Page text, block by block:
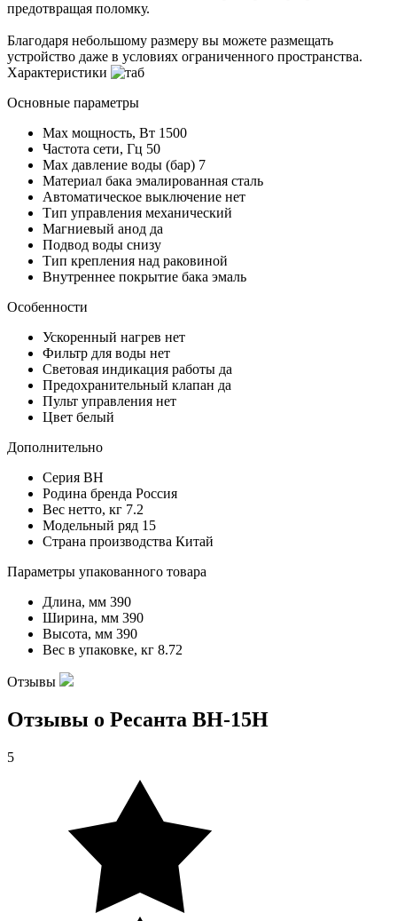
предотвращая поломку.
Благодаря небольшому размеру вы можете размещать
устройство даже в условиях ограниченного пространства.
Характеристики
Основные параметры
Max мощность, Вт 1500
Частота сети, Гц 50
Max давление воды (бар) 7
Материал бака эмалированная сталь
Автоматическое выключение нет
Тип управления механический
Магниевый анод да
Подвод воды снизу
Тип крепления над раковиной
Внутреннее покрытие бака эмаль
Особенности
Ускоренный нагрев нет
Фильтр для воды нет
Световая индикация работы да
Предохранительный клапан да
Пульт управления нет
Цвет белый
Дополнительно
Серия ВН
Родина бренда Россия
Вес нетто, кг 7.2
Модельный ряд 15
Страна производства Китай
Параметры упакованного товара
Длина, мм 390
Ширина, мм 390
Высота, мм 390
Вес в упаковке, кг 8.72
Отзывы
Отзывы о Ресанта ВН-15Н
5